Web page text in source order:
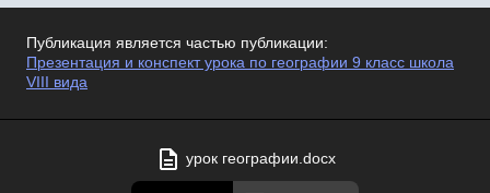
Публикация является частью публикации:
Презентация и конспект урока по географии 9 класс школа
VIII вида
урок географии.docx